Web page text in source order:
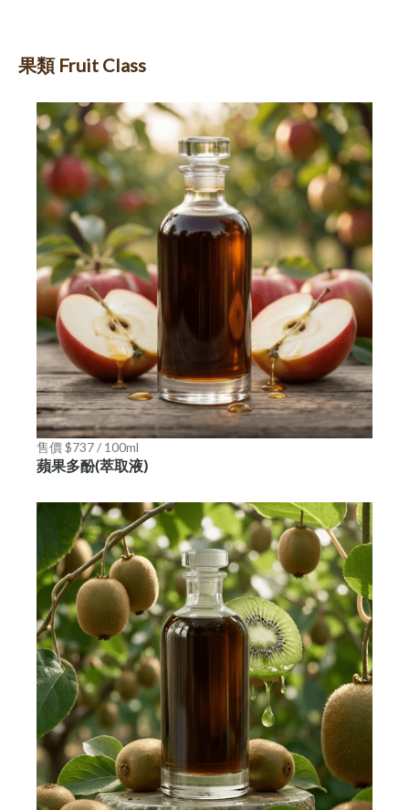
果類 Fruit Class
售價 $737 / 100ml
蘋果多酚(萃取液)